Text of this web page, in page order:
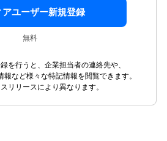
アユーザー新規登録
無料
を行うと、企業担当者の連絡先や、
など様々な特記情報を閲覧できます。
リリースにより異なります。